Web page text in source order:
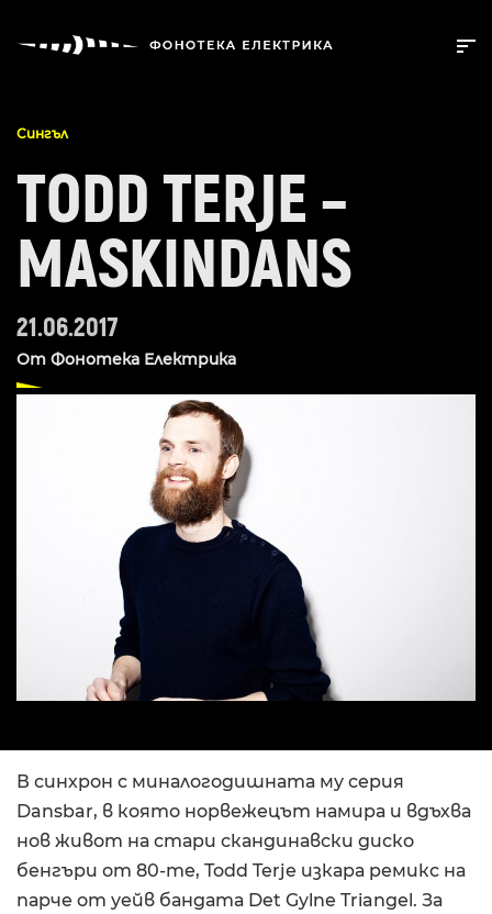
Сингъл
TODD TERJE –
MASKINDANS
21.06.2017
От Фонотека Електрика
В синхрон с миналогодишната му серия
Dansbar, в която норвежецът намира и вдъхва
нов живот на стари скандинавски диско
бенгъри от 80-те, Todd Terje изкара ремикс на
парче от уейв бандата Det Gylne Triangel. За